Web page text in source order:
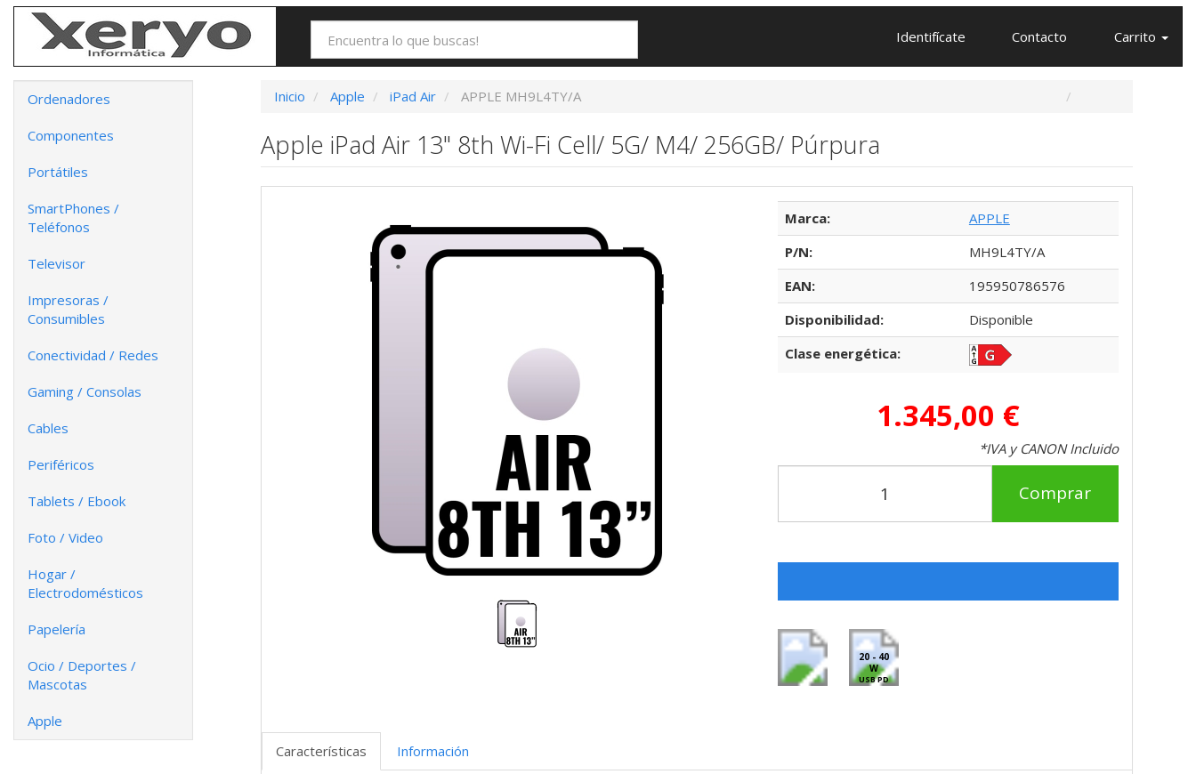
Identifícate Contacto Carrito
Ordenadores
Componentes
Portátiles
SmartPhones /
Teléfonos
Televisor
Impresoras /
Consumibles
Conectividad / Redes
Gaming / Consolas
Cables
Periféricos
Tablets / Ebook
Foto / Video
Hogar /
Electrodomésticos
Papelería
Ocio / Deportes /
Mascotas
Apple
Inicio Apple iPad Air APPLE MH9L4TY/A
Apple iPad Air 13" 8th Wi-Fi Cell/ 5G/ M4/ 256GB/ Púrpura
Marca:
APPLE
P/N:
MH9L4TY/A
EAN:
195950786576
Disponibilidad:
Disponible
Clase energética:
1.345,00 €
*IVA y CANON Incluido
Comprar
20 - 40
W
USB PD
Características Información